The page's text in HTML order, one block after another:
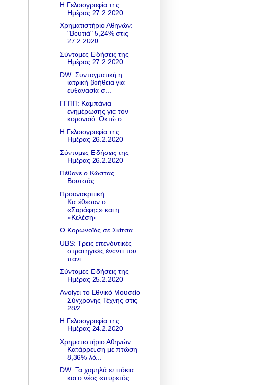
Η Γελοιογραφία της
Ημέρας 27.2.2020
Χρηματιστήριο Αθηνών:
"Βουτιά" 5,24% στις
27.2.2020
Σύντομες Ειδήσεις της
Ημέρας 27.2.2020
DW: Συνταγματική η
ιατρική βοήθεια για
ευθανασία σ...
ΓΓΠΠ: Καμπάνια
ενημέρωσης για τον
κοροναϊό. Οκτώ σ...
Η Γελοιογραφία της
Ημέρας 26.2.2020
Σύντομες Ειδήσεις της
Ημέρας 26.2.2020
Πέθανε ο Κώστας
Βουτσάς
Προανακριτική:
Κατέθεσαν ο
«Σαράφης» και η
«Κελέση»
Ο Κορωνοϊός σε Σκίτσα
UBS: Τρεις επενδυτικές
στρατηγικές έναντι του
πανι...
Σύντομες Ειδήσεις της
Ημέρας 25.2.2020
Ανοίγει το Εθνικό Μουσείο
Σύγχρονης Τέχνης στις
28/2
Η Γελοιογραφία της
Ημέρας 24.2.2020
Χρηματιστήριο Αθηνών:
Κατάρρευση με πτώση
8,36% λό...
DW: Τα χαμηλά επιτόκια
και ο νέος «πυρετός